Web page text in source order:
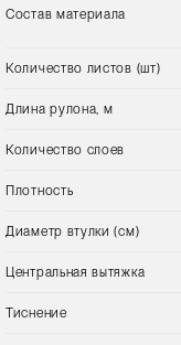
Состав материала
Количество листов (шт)
Длина рулона, м
Количество слоев
Плотность
Диаметр втулки (см)
Центральная вытяжка
Тиснение